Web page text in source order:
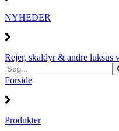
NYHEDER
Rejer, skaldyr & andre luksus
Forside
Produkter